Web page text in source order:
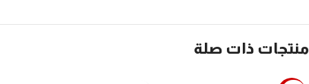
منتجات ذات صلة